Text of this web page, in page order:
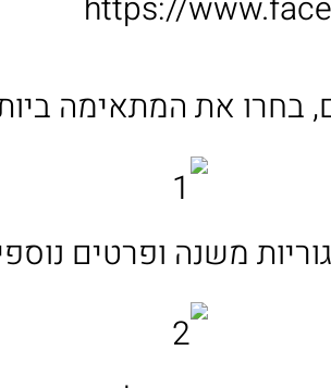
https://
בחרו את המתאימה
משנה ופרטים